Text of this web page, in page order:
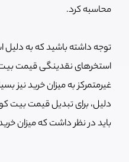
محاسبه کرد.
توجه داشته باشید که به دلیل
استخرهای نقدینگی قیمت
غیرمتمرکز به میزان خرید
دلیل، برای تبدیل قیمت بیت
باید در نظر داشت که میزان